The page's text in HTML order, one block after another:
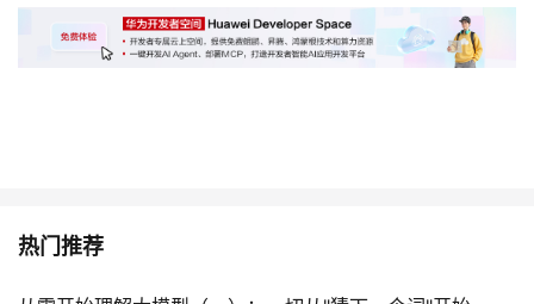
热门推荐